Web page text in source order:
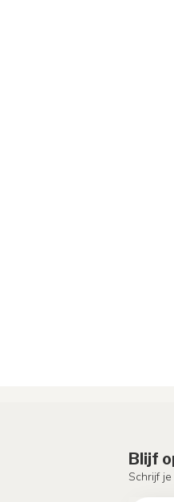
Blijf
Schrijf